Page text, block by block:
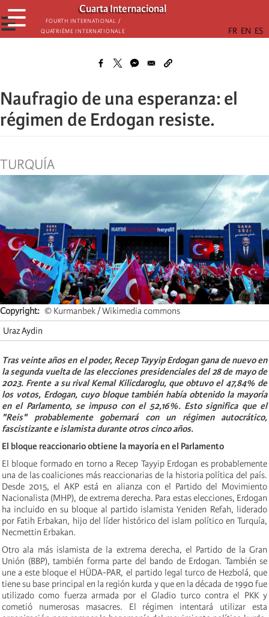
Skip
to
main
Cuarta Internacional
Fourth International /
Quatrième internationale
☰
☰
Naufragio de una esperanza: el
régimen de Erdogan resiste.
TURQUÍA
Copyright
© Kurmanbek / Wikimedia commons
Uraz Aydin
Tras veinte años en el poder, Recep Tayyip Erdogan gana de nuevo en
la segunda vuelta de las elecciones presidenciales del 28 de mayo de
2023. Frente a su rival Kemal Kilicdaroglu, que obtuvo el 47,84% de
los votos, Erdogan, cuyo bloque también había obtenido la mayoría
en el Parlamento, se impuso con el 52,16%. Esto significa que el
"Reis" probablemente gobernará con un régimen autocrático,
fascistizante e islamista durante otros cinco años.
El bloque reaccionario obtiene la mayoría en el Parlamento
El bloque formado en torno a Recep Tayyip Erdogan es probablemente
una de las coaliciones más reaccionarias de la historia política del país.
Desde 2015, el AKP está en alianza con el Partido del Movimiento
Nacionalista (MHP), de extrema derecha. Para estas elecciones, Erdogan
ha incluido en su bloque al partido islamista Yeniden Refah, liderado
por Fatih Erbakan, hijo del líder histórico del islam político en Turquía,
Necmettin Erbakan.
Otro ala más islamista de la extrema derecha, el Partido de la Gran
Unión (BBP), también forma parte del bando de Erdogan. También se
une a este bloque el HÜDA-PAR, el partido legal turco de Hezbolá, que
tiene su base principal en la región kurda y que en la década de 1990 fue
utilizado como fuerza armada por el Gladio turco contra el PKK y
cometió numerosas masacres. El régimen intentará utilizar esta